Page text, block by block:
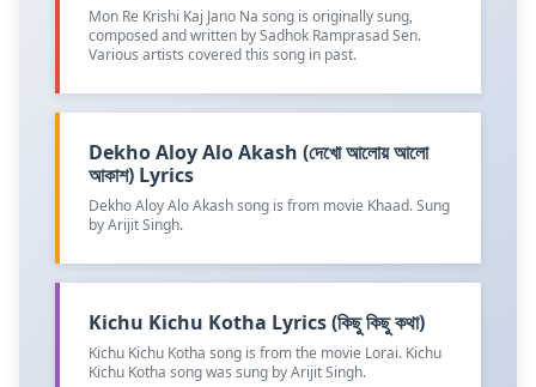
Mon Re Krishi Kaj Jano Na song is originally sung,
composed and written by Sadhok Ramprasad Sen.
Various artists covered this song in past.
Dekho Aloy Alo Akash (দেখো আলোয় আলো
আকাশ) Lyrics
Dekho Aloy Alo Akash song is from movie Khaad. Sung
by Arijit Singh.
Kichu Kichu Kotha Lyrics (কিছু কিছু কথা)
Kichu Kichu Kotha song is from the movie Lorai. Kichu
Kichu Kotha song was sung by Arijit Singh.